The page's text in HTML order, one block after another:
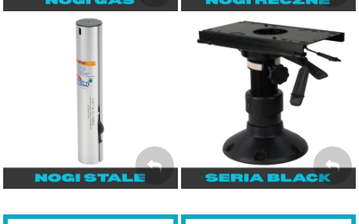
Seria BLACK